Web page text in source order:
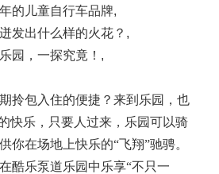
的儿童自行车品牌,
发出什么样的火花？ ,
园，一探究竟！ ,
拎包入住的便捷？来到乐园，也
快乐，只要人过来，乐园可以骑
你在场地上快乐的“飞翔”驰骋。
酷乐泵道乐园中乐享“不只一